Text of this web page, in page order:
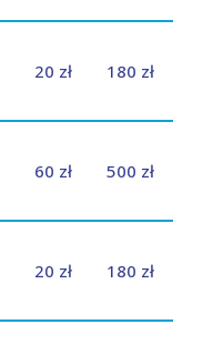
20 zł 180 zł
60 zł 500 zł
20 zł 180 zł